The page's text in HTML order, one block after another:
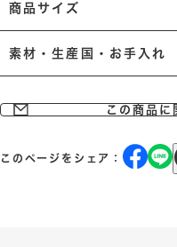
商品サイズ
素材・生産国・お手入れ
この商品に
このページをシェア：